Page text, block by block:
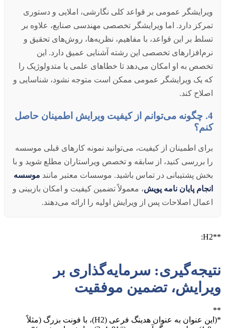
ویرایشگر عمومی بر قواعد کلی نگارشی، املایی و دستوری
تمرکز دارد. اما ویرایشگر تخصصی مهندسی صنایع، علاوه بر
تسلط بر این قواعد، با مفاهیم، نظریه‌ها، روش‌های تحقیق و
نرم‌افزارهای تخصصی این رشته آشنایی عمیق دارد. این
تخصص به او امکان می‌دهد تا خطاهای علمی یا متدولوژیک را
که یک ویرایشگر عمومی ممکن است متوجه نشود، شناسایی و
اصلاح کند.
4. چگونه می‌توانم از کیفیت ویرایش اطمینان حاصل
کنم؟
برای اطمینان از کیفیت، می‌توانید نمونه کارهای قبلی موسسه
را بررسی کنید، از سابقه و تخصص ویراستاران مطلع شوید و با
بخش پشتیبانی در تماس باشید. موسسات معتبر مانند موسسه
انجام پایان نامه پویش، معمولاً تضمین کیفیت و امکان بازبینی و
اعمال اصلاحات پس از ویرایش اولیه را ارائه می‌دهند.
**H2:
نتیجه‌گیری: سرمایه‌گذاری بر
ویرایش، تضمین موفقیت
**
*(این عنوان به عنوان هدینگ فرعی (H2)، با فونت بزرگ (مثلاً